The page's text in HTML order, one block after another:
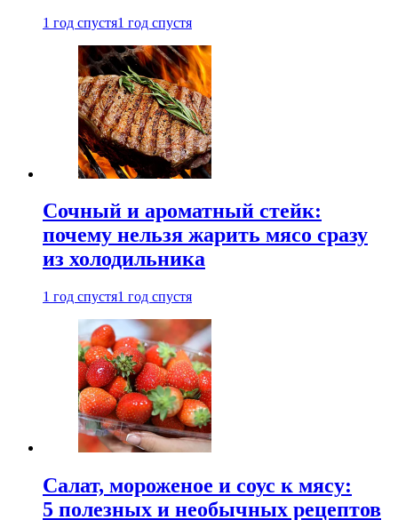
1 год спустя1 год спустя
Сочный и ароматный стейк:
почему нельзя жарить мясо сразу
из холодильника
1 год спустя1 год спустя
Салат, мороженое и соус к мясу:
5 полезных и необычных рецептов